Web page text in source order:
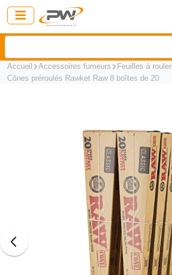
Accueil Accessoires fumeurs Feuilles à rouler
Cônes préroulés Rawket Raw 8 boîtes de 20